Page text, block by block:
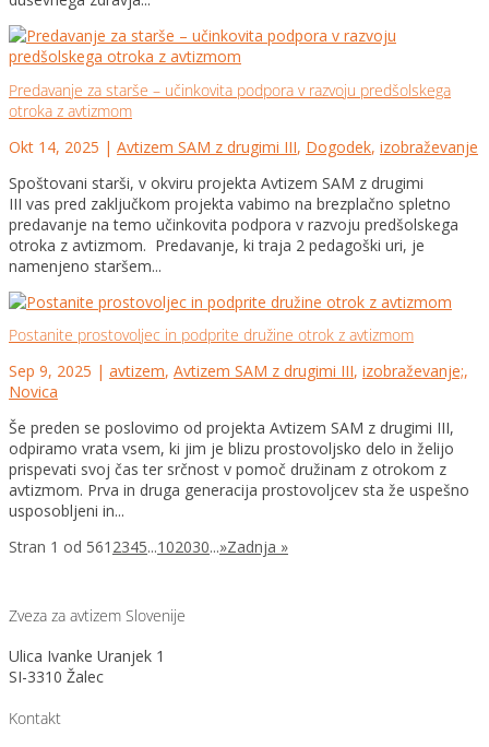
Predavanje za starše – učinkovita podpora v razvoju predšolskega
otroka z avtizmom
Okt 14, 2025 | Avtizem SAM z drugimi III, Dogodek, izobraževanje
Spoštovani starši, v okviru projekta Avtizem SAM z drugimi
III vas pred zaključkom projekta vabimo na brezplačno spletno
predavanje na temo učinkovita podpora v razvoju predšolskega
otroka z avtizmom. Predavanje, ki traja 2 pedagoški uri, je
namenjeno staršem...
Postanite prostovoljec in podprite družine otrok z avtizmom
Sep 9, 2025 | avtizem, Avtizem SAM z drugimi III, izobraževanje;,
Novica
Še preden se poslovimo od projekta Avtizem SAM z drugimi III,
odpiramo vrata vsem, ki jim je blizu prostovoljsko delo in želijo
prispevati svoj čas ter srčnost v pomoč družinam z otrokom z
avtizmom. Prva in druga generacija prostovoljcev sta že uspešno
usposobljeni in...
Stran 1 od 561 2345...102030...»Zadnja »
Zveza za avtizem Slovenije
Ulica Ivanke Uranjek 1
SI-3310 Žalec
Kontakt